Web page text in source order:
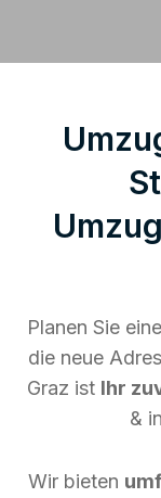
Planen Sie
die neue
Graz ist Ihr
&
Wir bieten